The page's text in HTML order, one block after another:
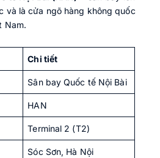
và là cửa ngõ hàng không quốc
Nam.
Chi tiết
Sân bay Quốc tế Nội Bài
HAN
Terminal 2 (T2)
Sóc Sơn, Hà Nội